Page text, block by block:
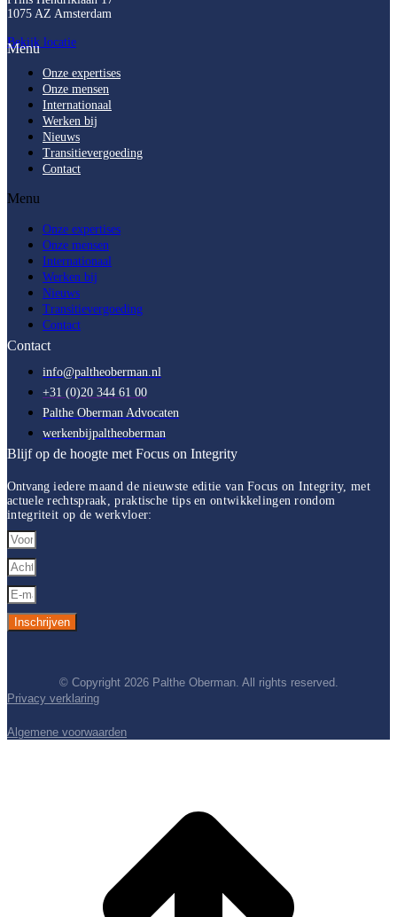
1075 AZ Amsterdam
Bekijk locatie
Menu
Onze expertises
Onze mensen
Internationaal
Werken bij
Nieuws
Transitievergoeding
Contact
Menu
Onze expertises
Onze mensen
Internationaal
Werken bij
Nieuws
Transitievergoeding
Contact
Contact
info@paltheoberman.nl
+31 (0)20 344 61 00
Palthe Oberman Advocaten
werkenbijpaltheoberman
Blijf op de hoogte met Focus on Integrity
Ontvang iedere maand de nieuwste editie van Focus on Integrity, met
actuele rechtspraak, praktische tips en ontwikkelingen rondom
integriteit op de werkvloer:
Inschrijven
© Copyright 2026 Palthe Oberman. All rights reserved.
Privacy verklaring
Algemene voorwaarden